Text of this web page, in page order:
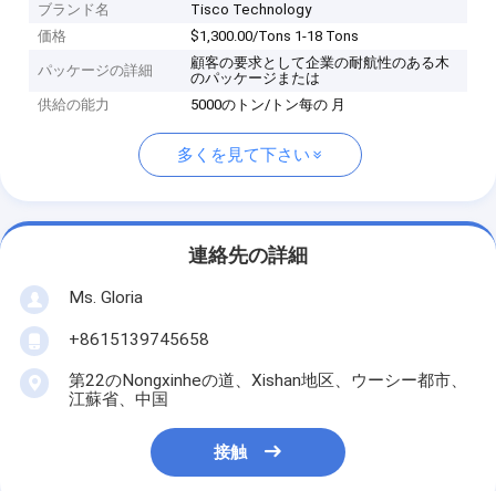
ブランド名
Tisco Technology
価格
$1,300.00/Tons 1-18 Tons
パッケージの詳細
顧客の要求として企業の耐航性のある木
のパッケージまたは
供給の能力
5000のトン/トン每の 月
多くを見て下さい
連絡先の詳細
Ms. Gloria
+8615139745658
第22のNongxinheの道、Xishan地区、ウーシー都市、
江蘇省、中国
接触